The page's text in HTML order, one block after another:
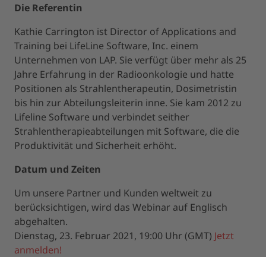
Die Referentin
Kathie Carrington ist Director of Applications and
Training bei LifeLine Software, Inc. einem
Unternehmen von LAP. Sie verfügt über mehr als 25
Jahre Erfahrung in der Radioonkologie und hatte
Positionen als Strahlentherapeutin, Dosimetristin
bis hin zur Abteilungsleiterin inne. Sie kam 2012 zu
Lifeline Software und verbindet seither
Strahlentherapieabteilungen mit Software, die die
Produktivität und Sicherheit erhöht.
Datum und Zeiten
Um unsere Partner und Kunden weltweit zu
berücksichtigen, wird das Webinar auf Englisch
abgehalten.
Dienstag, 23. Februar 2021, 19:00 Uhr (GMT) Jetzt
anmelden!